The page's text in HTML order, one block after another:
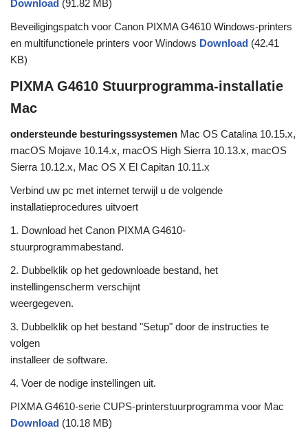
Download (91.82 MB)
Beveiligingspatch voor Canon PIXMA G4610 Windows-printers
en multifunctionele printers voor Windows Download (42.41
KB)
PIXMA G4610 Stuurprogramma-installatie
Mac
ondersteunde besturingssystemen Mac OS Catalina 10.15.x,
macOS Mojave 10.14.x, macOS High Sierra 10.13.x, macOS
Sierra 10.12.x, Mac OS X El Capitan 10.11.x
Verbind uw pc met internet terwijl u de volgende
installatieprocedures uitvoert
1. Download het Canon PIXMA G4610-
stuurprogrammabestand.
2. Dubbelklik op het gedownloade bestand, het
instellingenscherm verschijnt
weergegeven.
3. Dubbelklik op het bestand "Setup" door de instructies te
volgen
installeer de software.
4. Voer de nodige instellingen uit.
PIXMA G4610-serie CUPS-printerstuurprogramma voor Mac
Download (10.18 MB)